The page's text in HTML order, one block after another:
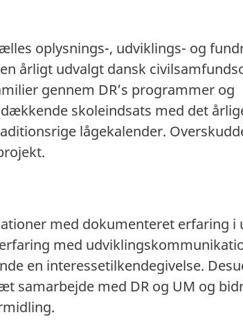
oplysnings-, udviklings- og
årligt udvalgt dansk
gennem DR’s programmer og
skoleindsats med det
lågekalender.
med dokumenteret erfaring
med
en interessetilkendegivelse.
samarbejde med DR og UM og